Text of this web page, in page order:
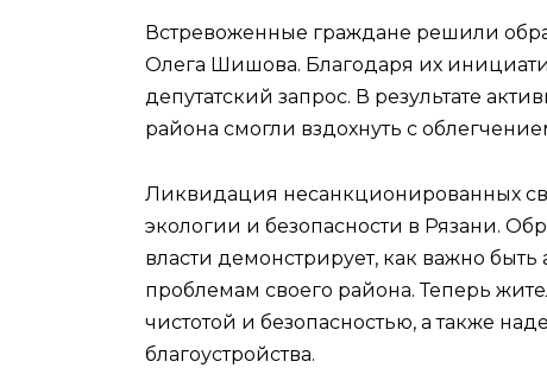
Встревоженные граждане решили
Олега Шишова. Благодаря их
депутатский запрос. В результате
района смогли вздохнуть с
Ликвидация несанкционированных
экологии и безопасности в Рязани.
власти демонстрирует, как важно
проблемам своего района. Теперь
чистотой и безопасностью, а также
благоустройства.